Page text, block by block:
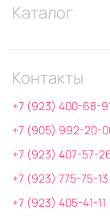
Каталог
Контакты
+7 (923) 400-68-
+7 (905) 992-20-
+7 (923) 407-57-
+7 (923) 775-75-13
+7 (923) 405-41-11